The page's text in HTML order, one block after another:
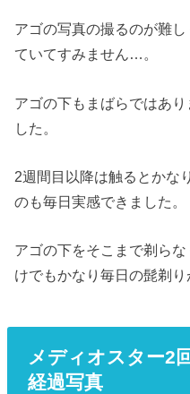
アゴの写真の撮るのが難
ていてすみません…。
アゴの下もまばらではあ
した。
2週間目以降は触るとかな
のも毎日実感できました。
アゴの下をそこまで剃ら
けでもかなり毎日の髭剃り
メディオスター2
経過写真